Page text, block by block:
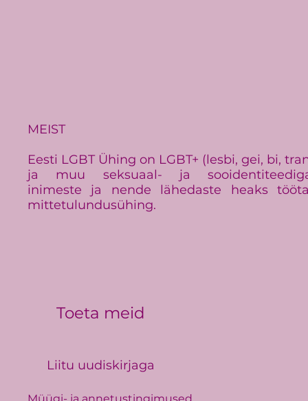
MEIST
Eesti LGBT Ühing on LGBT+ (lesbi, gei, bi,
ja muu seksuaal- ja
inimeste ja nende lähedaste heaks
mittetulundusühing.
Toeta meid
Liitu uudiskirjaga
Müügi- ja annetustingimused